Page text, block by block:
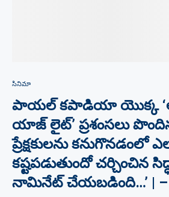
సినిమా
పాయల్ కపాడియా యొక్క
యాజ్ లైట్’ ప్రశంసలు
ప్రేక్షకులను కనుగొనడంలో
కష్టపడుతుందో చర్చించిన
నామినేట్ చేయబడింది…’ | –